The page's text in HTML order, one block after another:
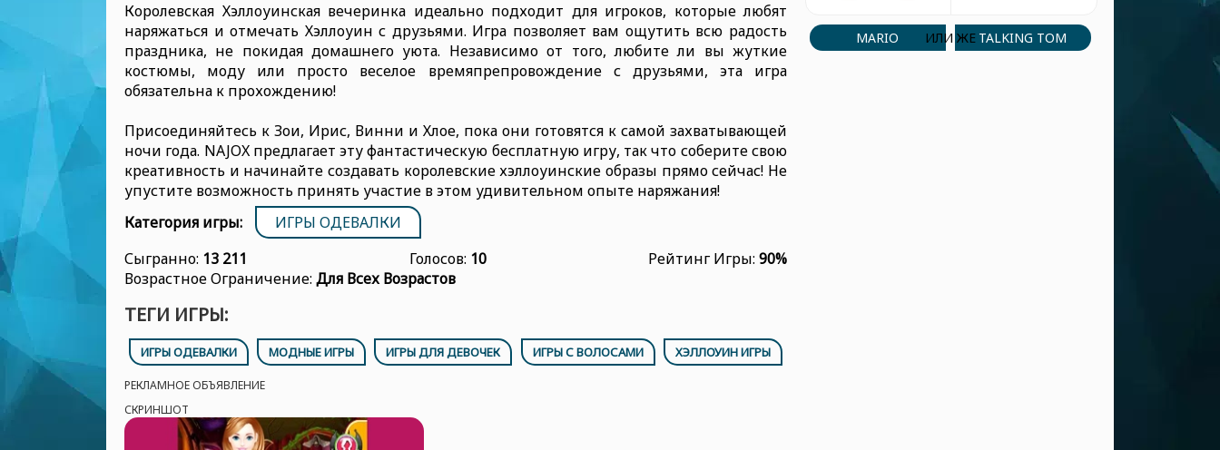
Королевская Хэллоуинская вечеринка идеально подходит для игроков, которые любят
наряжаться и отмечать Хэллоуин с друзьями. Игра позволяет вам ощутить всю радость
праздника, не покидая домашнего уюта. Независимо от того, любите ли вы жуткие
костюмы, моду или просто веселое времяпрепровождение с друзьями, эта игра
обязательна к прохождению!
Присоединяйтесь к Зои, Ирис, Винни и Хлое, пока они готовятся к самой захватывающей
ночи года. NAJOX предлагает эту фантастическую бесплатную игру, так что соберите свою
креативность и начинайте создавать королевские хэллоуинские образы прямо сейчас! Не
упустите возможность принять участие в этом удивительном опыте наряжания!
Категория игры:
ИГРЫ ОДЕВАЛКИ
Сыгранно: 13 211 Голосов: 10 Рейтинг Игры: 90%
Возрастное Ограничение: Для Всех Возрастов
ТЕГИ ИГРЫ:
ИГРЫ ОДЕВАЛКИ МОДНЫЕ ИГРЫ ИГРЫ ДЛЯ ДЕВОЧЕК ИГРЫ С ВОЛОСАМИ ХЭЛЛОУИН ИГРЫ
РЕКЛАМНОЕ ОБЪЯВЛЕНИЕ
СКРИНШОТ
MARIO ИЛИ ЖЕ TALKING TOM